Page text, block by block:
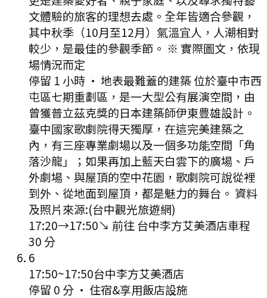
文體驗的旅客的理想去處。全年皆適合參觀，
其中秋季（10月至12月）氣溫宜人，人潮相對
較少，是最佳的參觀季節。 ※ 實際圖文，依現
場情況而定
停留 1 小時 · 地表最難蓋的建築 位於臺中市西
屯區七期重劃區，是一大型公有展演空間，由
曾獲普立茲克獎的日本建築師伊東豊雄設計。
臺中國家歌劇院得天獨厚，在這完美建築之
內，有三座專業劇場以及一個多功能空間「角
落沙龍」；如果再加上藍天白雲下的廣場、戶
外劇場、與屋頂的空中花園，歌劇院可說從裡
到外、從地面到屋頂，都是魅力的舞台。 資料
及照片來源:(台中觀光旅遊網)
17:20→17:50↘ 前往 台中李方艾美酒店車程
30 分
6
17:50~17:50台中李方艾美酒店
停留 0 分 · 住宿&享用飯店設施